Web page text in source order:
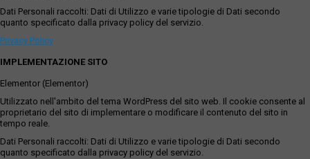
Dati Personali raccolti: Dati di Utilizzo e varie tipologie di Dati secondo
quanto specificato dalla privacy policy del servizio.
Privacy Policy
IMPLEMENTAZIONE SITO
Elementor (Elementor)
Utilizzato nell'ambito del tema WordPress del sito web. Il cookie consente al
proprietario del sito di implementare o modificare il contenuto del sito in
tempo reale.
Dati Personali raccolti: Dati di Utilizzo e varie tipologie di Dati secondo
quanto specificato dalla privacy policy del servizio.